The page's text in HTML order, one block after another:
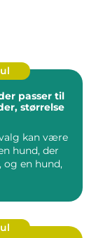
passer til
størrelse
kan være
hund, der
og en hund,